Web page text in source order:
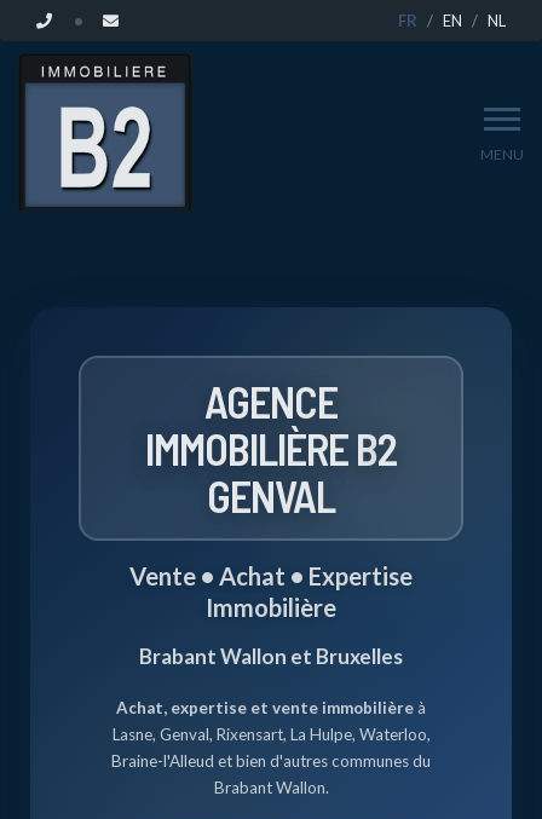
FR EN NL
MENU
GENVAL
SEREINEMENT
AVEC
IMMOBILIÈRE
AGENCE
IMMOBILIÈRE B2
GENVAL
Vente • Achat • Expertise
Immobilière
Brabant Wallon et Bruxelles
Achat, expertise et vente immobilièreà
Lasne, Genval, Rixensart, La Hulpe, Waterloo,
Braine-l'Alleud et bien d'autres communes du
Brabant Wallon.